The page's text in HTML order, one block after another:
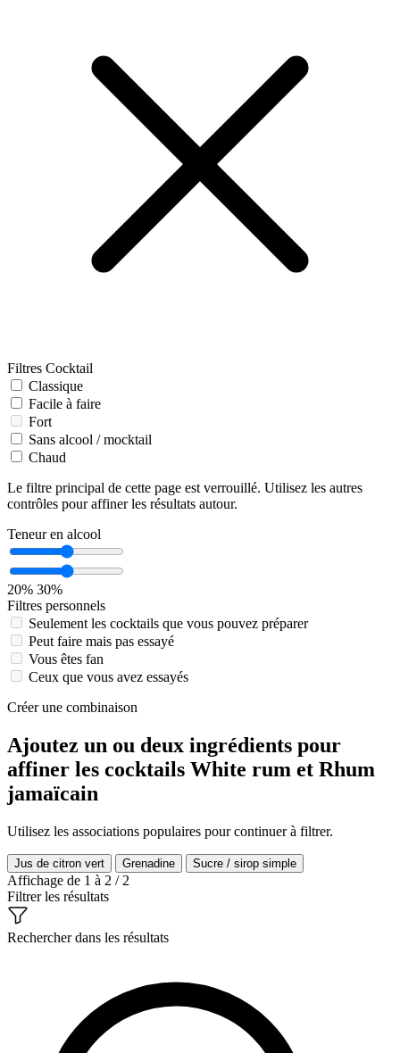
Filtres Cocktail
Classique
Facile à faire
Fort
Sans alcool / mocktail
Chaud
Le filtre principal de cette page est verrouillé. Utilisez les autres
contrôles pour affiner les résultats autour.
Teneur en alcool
20% 30%
Filtres personnels
Seulement les cocktails que vous pouvez préparer
Peut faire mais pas essayé
Vous êtes fan
Ceux que vous avez essayés
Créer une combinaison
Ajoutez un ou deux ingrédients pour
affiner les cocktails White rum et Rhum
jamaïcain
Utilisez les associations populaires pour continuer à filtrer.
Jus de citron vert Grenadine Sucre / sirop simple
Affichage de 1 à 2 / 2
Filtrer les résultats
Rechercher dans les résultats